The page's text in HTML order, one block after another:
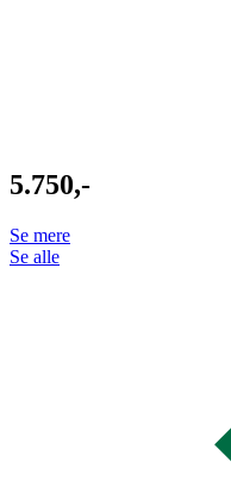
5.750,-
Se mere
Se alle